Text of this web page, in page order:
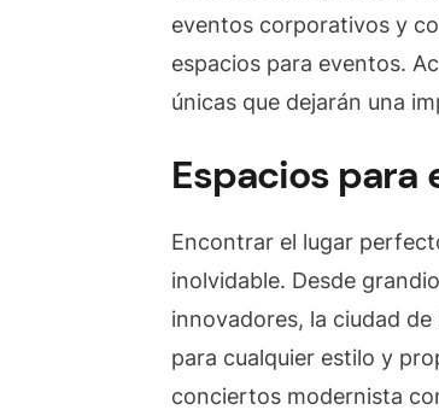
eventos corporativos y
espacios para eventos.
únicas que dejarán una
Espacios para
Encontrar el lugar
inolvidable. Desde
innovadores, la ciudad
para cualquier estilo y
conciertos modernista